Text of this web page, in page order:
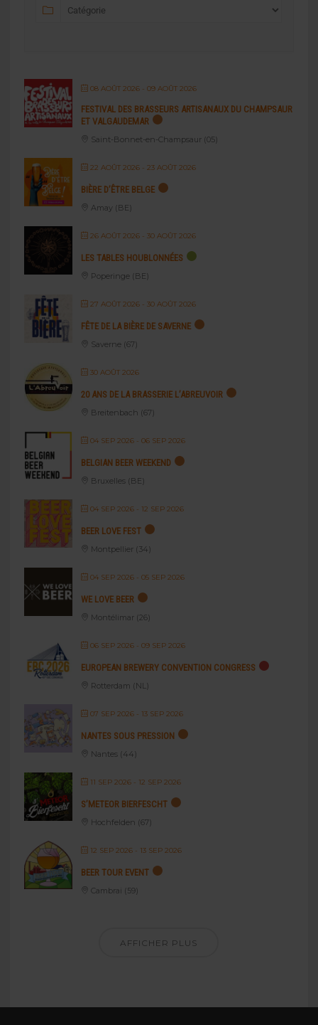
08 AOÛT 2026- 09 AOÛT 2026
FESTIVAL DES BRASSEURS ARTISANAUX DU CHAMPSAUR
ET VALGAUDEMAR
Saint-Bonnet-en-Champsaur (05)
22 AOÛT 2026- 23 AOÛT 2026
BIÈRE D’ÊTRE BELGE
Amay (BE)
26 AOÛT 2026- 30 AOÛT 2026
LES TABLES HOUBLONNÉES
Poperinge (BE)
27 AOÛT 2026- 30 AOÛT 2026
FÊTE DE LA BIÈRE DE SAVERNE
Saverne (67)
30 AOÛT 2026
20 ANS DE LA BRASSERIE L’ABREUVOIR
Breitenbach (67)
04 SEP 2026- 06 SEP 2026
BELGIAN BEER WEEKEND
Bruxelles (BE)
04 SEP 2026- 12 SEP 2026
BEER LOVE FEST
Montpellier (34)
04 SEP 2026- 05 SEP 2026
WE LOVE BEER
Montélimar (26)
06 SEP 2026- 09 SEP 2026
EUROPEAN BREWERY CONVENTION CONGRESS
Rotterdam (NL)
07 SEP 2026- 13 SEP 2026
NANTES SOUS PRESSION
Nantes (44)
11 SEP 2026- 12 SEP 2026
S’METEOR BIERFESCHT
Hochfelden (67)
12 SEP 2026- 13 SEP 2026
BEER TOUR EVENT
Cambrai (59)
AFFICHER PLUS